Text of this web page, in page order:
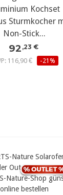
Kochset
Sturmkocher
Non-Stick...
92 ,23 €
116,90 €
-21%